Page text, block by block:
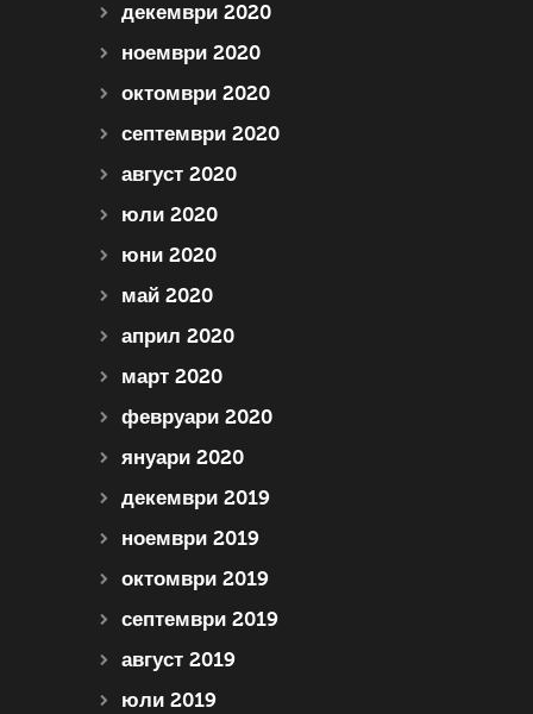
декември 2020
ноември 2020
октомври 2020
септември 2020
август 2020
юли 2020
юни 2020
май 2020
април 2020
март 2020
февруари 2020
януари 2020
декември 2019
ноември 2019
октомври 2019
септември 2019
август 2019
юли 2019